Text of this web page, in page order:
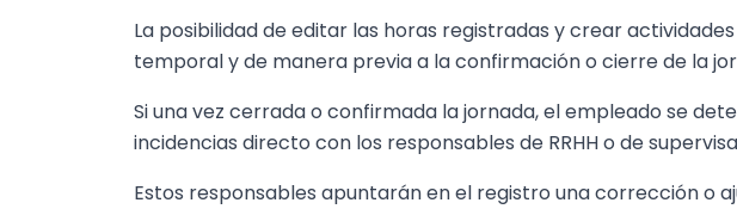
La posibilidad de editar las horas registradas y crear
temporal y de manera previa a la confirmación o cierre de la
Si una vez cerrada o confirmada la jornada, el empleado se
incidencias directo con los responsables de RRHH o de
Estos responsables apuntarán en el registro una corrección o